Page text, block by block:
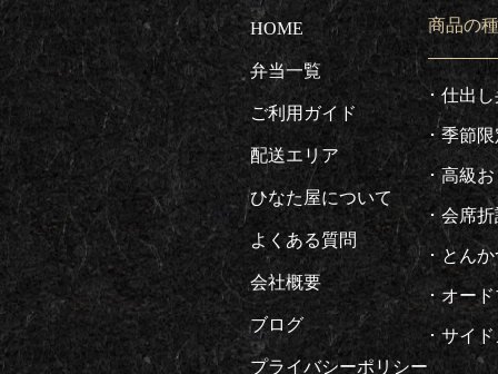
HOME
弁当一覧
ご利用ガイド
配送エリア
ひなた屋について
よくある質問
会社概要
ブログ
プライバシーポリシー
商品の
仕出
季節
高級
会席折
とん
オー
サイ